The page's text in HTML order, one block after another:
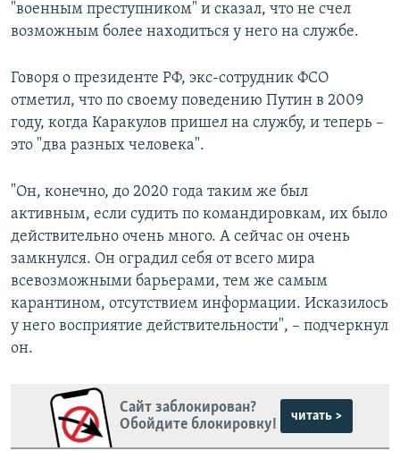
"военным преступником" и сказал, что не счел
возможным более находиться у него на службе.
Говоря о президенте РФ, экс-сотрудник ФСО
отметил, что по своему поведению Путин в 2009
году, когда Каракулов пришел на службу, и теперь –
это "два разных человека".
"Он, конечно, до 2020 года таким же был
активным, если судить по командировкам, их было
действительно очень много. А сейчас он очень
замкнулся. Он оградил себя от всего мира
всевозможными барьерами, тем же самым
карантином, отсутствием информации. Исказилось
у него восприятие действительности", – подчеркнул
он.
Сайт заблокирован?
Обойдите блокировку!
читать >